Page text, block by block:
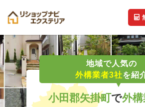
地域で人気の
外構業者3社を紹
小田郡矢掛町で外